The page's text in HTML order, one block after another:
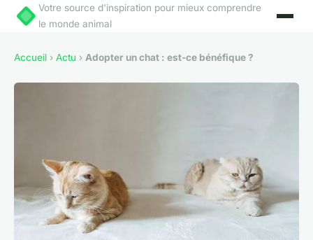
Votre source d'inspiration pour mieux comprendre
le monde animal
Accueil › Actu › Adopter un chat : est-ce bénéfique ?